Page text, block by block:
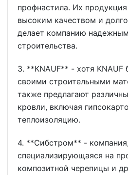
профнастила. Их продукция
высоким качеством и
делает компанию
строительства.
3. **KNAUF** - хотя KNAUF
своими строительными
также предлагают
кровли, включая
теплоизоляцию.
4. **Сибстром** - компания,
специализирующаяся на
композитной черепицы и